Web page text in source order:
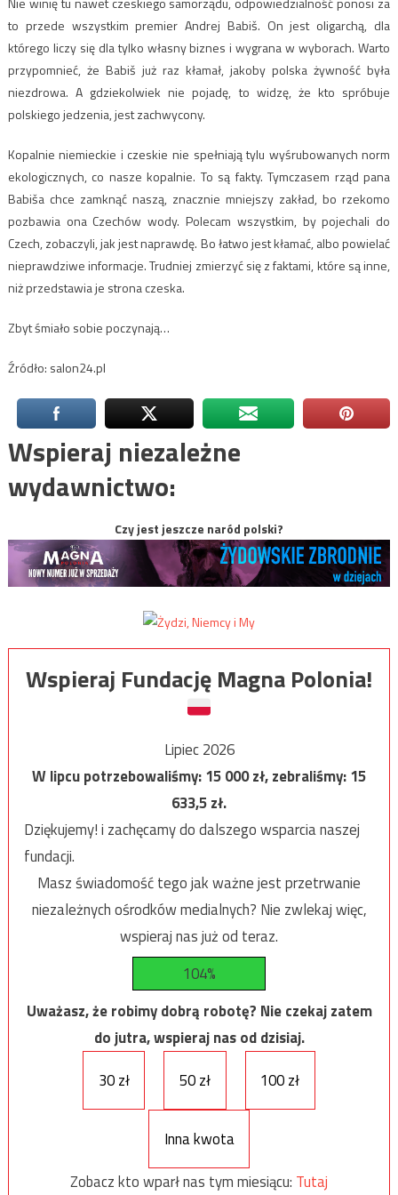
to przede wszystkim premier Andrej Babiš. On jest oligarchą, dla
którego liczy się dla tylko własny biznes i wygrana w wyborach. Warto
przypomnieć, że Babiš już raz kłamał, jakoby polska żywność była
niezdrowa. A gdziekolwiek nie pojadę, to widzę, że kto spróbuje
polskiego jedzenia, jest zachwycony.
Kopalnie niemieckie i czeskie nie spełniają tylu wyśrubowanych norm
ekologicznych, co nasze kopalnie. To są fakty. Tymczasem rząd pana
Babiša chce zamknąć naszą, znacznie mniejszy zakład, bo rzekomo
pozbawia ona Czechów wody. Polecam wszystkim, by pojechali do
Czech, zobaczyli, jak jest naprawdę. Bo łatwo jest kłamać, albo powielać
nieprawdziwe informacje. Trudniej zmierzyć się z faktami, które są inne,
niż przedstawia je strona czeska.
Zbyt śmiało sobie poczynają…
Źródło: salon24.pl
Wspieraj niezależne
wydawnictwo:
Czy jest jeszcze naród polski?
Wspieraj Fundację Magna Polonia!
Lipiec 2026
W lipcu potrzebowaliśmy:15 000zł, zebraliśmy:15
633,5zł.
Dziękujemy! i zachęcamy do dalszego wsparcia naszej
fundacji.
Masz świadomość tego jak ważne jest przetrwanie
niezależnych ośrodków medialnych? Nie zwlekaj więc,
wspieraj nas już od teraz.
104%
Uważasz, że robimy dobrą robotę? Nie czekaj zatem
do jutra, wspieraj nas od dzisiaj.
30 zł
50 zł 100 zł
Inna kwota
Zobacz kto wparł nas tym miesiącu: Tutaj